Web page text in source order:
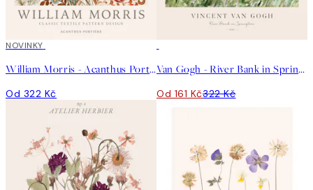
NOVINKY
William Morris - Acanthus Portière Plakát
Od 322 Kč
Van Gogh - River Bank in Springtime Plakát
Od 161 Kč322 Kč